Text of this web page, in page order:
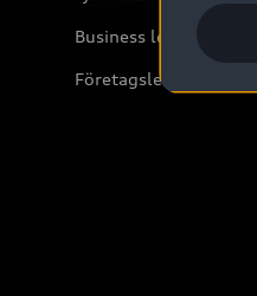
Business lease online
Företagsleasing